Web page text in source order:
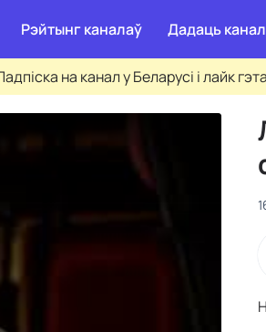
Рэйтынг каналаў Дадаць канал
на канал у Беларусі і лайк